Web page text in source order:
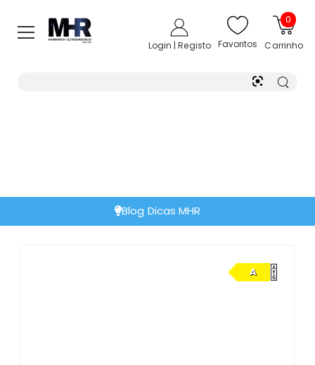
Login | Registo Favoritos
0
Carrinho
Blog Dicas MHR
A